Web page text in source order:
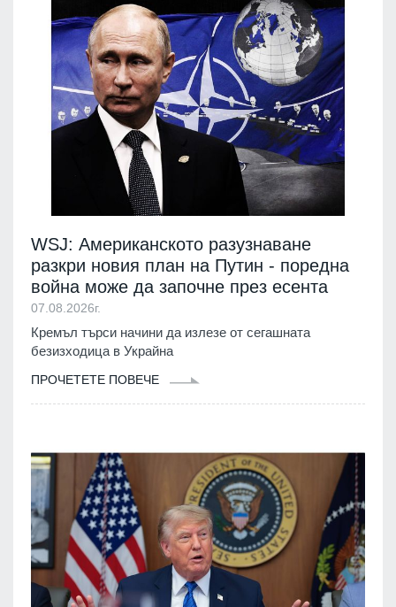
WSJ: Американското разузнаване
разкри новия план на Путин - поредна
война може да започне през есента
07.08.2026г.
Кремъл търси начини да излезе от сегашната
безизходица в Украйна
ПРОЧЕТЕТЕ ПОВЕЧЕ